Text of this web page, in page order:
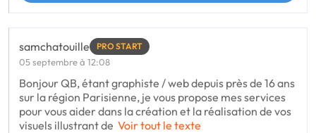
samchatouille PRO START
05 septembre à 12:08
Bonjour QB, étant graphiste / web depuis près de 16 ans
sur la région Parisienne, je vous propose mes services
pour vous aider dans la création et la réalisation de vos
visuels illustrant de Voir tout le texte